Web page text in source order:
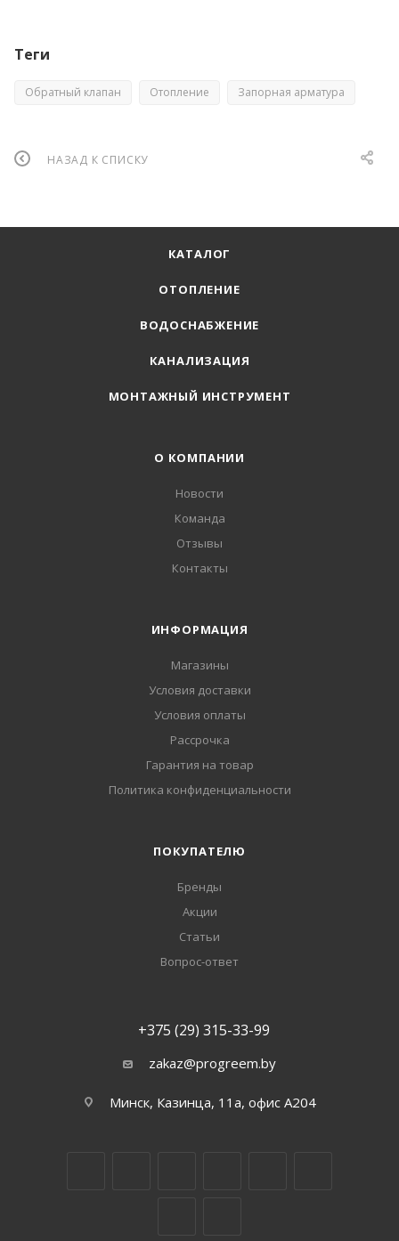
Теги
Обратный клапан Отопление Запорная арматура
НАЗАД К СПИСКУ
КАТАЛОГ
ОТОПЛЕНИЕ
ВОДОСНАБЖЕНИЕ
КАНАЛИЗАЦИЯ
МОНТАЖНЫЙ ИНСТРУМЕНТ
О КОМПАНИИ
Новости
Команда
Отзывы
Контакты
ИНФОРМАЦИЯ
Магазины
Условия доставки
Условия оплаты
Рассрочка
Гарантия на товар
Политика конфиденциальности
ПОКУПАТЕЛЮ
Бренды
Акции
Статьи
Вопрос-ответ
+375 (29) 315-33-99
zakaz@progreem.by
Минск, Казинца, 11а, офис А204